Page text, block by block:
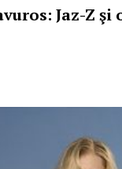
Jaz-Z şi